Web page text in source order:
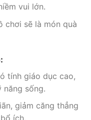
vui lớn.
chơi sẽ là món quà
tính giáo dục cao,
sống.
giảm căng thẳng